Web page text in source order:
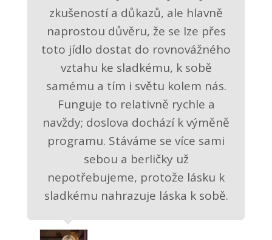
zkušeností a důkazů, ale hlavně
naprostou důvěru, že se lze přes
toto jídlo dostat do rovnovážného
vztahu ke sladkému, k sobě
samému a tím i světu kolem nás.
Funguje to relativně rychle a
navždy; doslova dochází k výměně
programu. Stáváme se více sami
sebou a berličky už
nepotřebujeme, protože lásku k
sladkému nahrazuje láska k sobě.